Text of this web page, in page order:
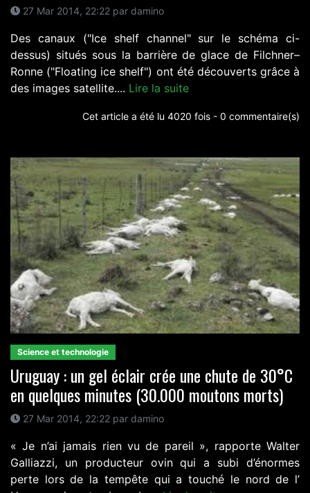
27 Mar 2014, 22:22 par damino
Des canaux ("Ice shelf channel" sur le schéma ci-
dessus) situés sous la barrière de glace de Filchner–
Ronne ("Floating ice shelf") ont été découverts grâce à
des images satellite.... Lire la suite
Cet article a été lu 4020 fois - 0 commentaire(s)
Science et technologie
Uruguay : un gel éclair crée une chute de 30°C
en quelques minutes (30.000 moutons morts)
27 Mar 2014, 22:22 par damino
« Je n’ai jamais rien vu de pareil », rapporte Walter
Galliazzi, un producteur ovin qui a subi d’énormes
perte lors de la tempête qui a touché le nord de l’